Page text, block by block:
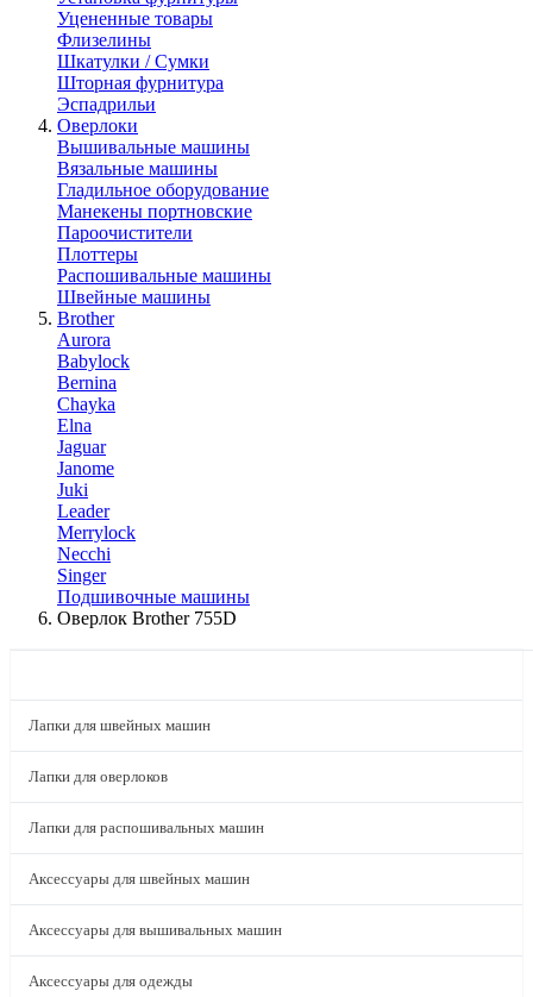
Уцененные товары
Флизелины
Шкатулки / Сумки
Шторная фурнитура
Эспадрильи
Оверлоки
Вышивальные машины
Вязальные машины
Гладильное оборудование
Манекены портновские
Пароочистители
Плоттеры
Распошивальные машины
Швейные машины
Brother
Aurora
Babylock
Bernina
Chayka
Elna
Jaguar
Janome
Juki
Leader
Merrylock
Necchi
Singer
Подшивочные машины
Оверлок Brother 755D
Лапки для швейных машин
Лапки для оверлоков
Лапки для распошивальных машин
Аксессуары для швейных машин
Аксессуары для вышивальных машин
Аксессуары для одежды